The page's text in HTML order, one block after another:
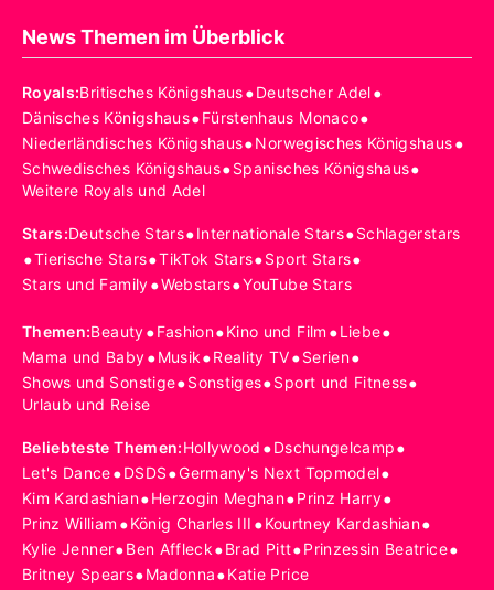
News Themen im Überblick
Royals:Britisches Königshaus•Deutscher Adel•
Dänisches Königshaus•Fürstenhaus Monaco•
Niederländisches Königshaus•Norwegisches Königshaus•
Schwedisches Königshaus•Spanisches Königshaus•
Weitere Royals und Adel
Stars:Deutsche Stars•Internationale Stars•Schlagerstars
•Tierische Stars•TikTok Stars•Sport Stars•
Stars und Family•Webstars•YouTube Stars
Themen:Beauty•Fashion•Kino und Film •Liebe•
Mama und Baby•Musik•Reality TV•Serien•
Shows und Sonstige•Sonstiges•Sport und Fitness•
Urlaub und Reise
Beliebteste Themen:Hollywood •Dschungelcamp•
Let's Dance•DSDS•Germany's Next Topmodel•
Kim Kardashian•Herzogin Meghan•Prinz Harry•
Prinz William •König Charles III •Kourtney Kardashian•
Kylie Jenner•Ben Affleck•Brad Pitt•Prinzessin Beatrice•
Britney Spears•Madonna•Katie Price